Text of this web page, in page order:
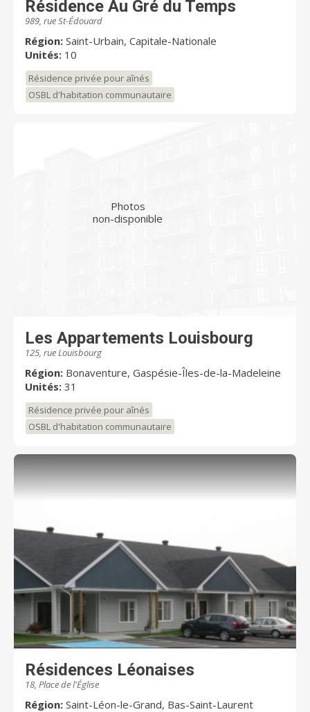
Résidence Au Gré du Temps
989, rue St-Édouard
Région: Saint-Urbain, Capitale-Nationale
Unités: 10
Résidence privée pour aînés
OSBL d'habitation communautaire
Photos
non-disponible
Les Appartements Louisbourg
125, rue Louisbourg
Région: Bonaventure, Gaspésie-Îles-de-la-Madeleine
Unités: 31
Résidence privée pour aînés
OSBL d'habitation communautaire
Résidences Léonaises
18, Place de l'Église
Région: Saint-Léon-le-Grand, Bas-Saint-Laurent